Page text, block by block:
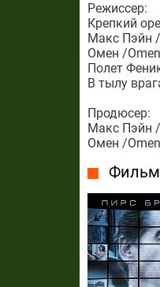
Режиссер:
Крепкий
Макс Пэйн
Омен /
Полет
В тылу
Продюсер:
Макс Пэйн
Омен /